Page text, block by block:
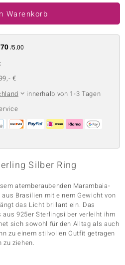
Warenkorb
/5.00
€
innerhalb von 1-3 Tagen
Silber Ring
atemberaubenden Marambaia-
Brasilien mit einem Gewicht von
das Licht brillant ein. Das
925er Sterlingsilber verleiht ihm
sich sowohl für den Alltag als auch
zu einem stilvollen Outfit getragen
zu ziehen.